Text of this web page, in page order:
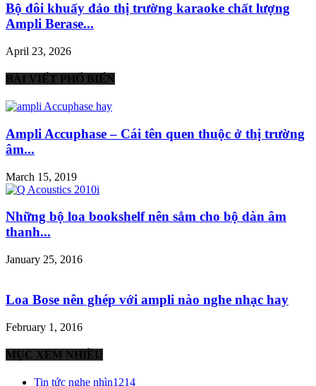
Bộ đôi khuấy đảo thị trường karaoke chất lượng
Ampli Berase...
April 23, 2026
BÀI VIẾT PHỔ BIẾN
Ampli Accuphase – Cái tên quen thuộc ở thị trường
âm...
March 15, 2019
Những bộ loa bookshelf nên sắm cho bộ dàn âm
thanh...
January 25, 2016
Loa Bose nên ghép với ampli nào nghe nhạc hay
February 1, 2016
MỤC XEM NHIỀU
Tin tức nghe nhìn1214